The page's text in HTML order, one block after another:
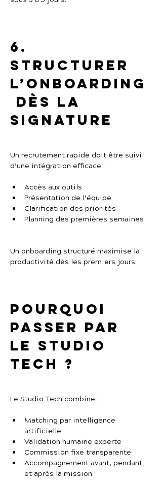
6.
Structurer
l’onboarding
dès la
signature
Un recrutement rapide doit être suivi
d’une intégration efficace :
Accès aux outils
Présentation de l’équipe
Clarification des priorités
Planning des premières semaines
Un onboarding structuré maximise la
productivité dès les premiers jours.
Pourquoi
passer par
Le Studio
Tech ?
Le Studio Tech combine :
Matching par intelligence
artificielle
Validation humaine experte
Commission fixe transparente
Accompagnement avant, pendant
et après la mission